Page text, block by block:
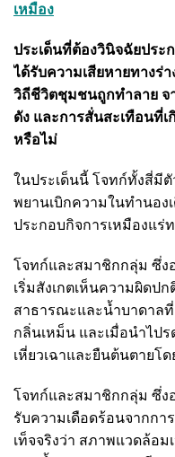
เหมือง
ประเด็นที่ต้องวินิจฉัยประ
ได้รับความเสียหายทางร่
วิถีชีวิตชุมชนถูกทำลาย จ
ดัง และการสั่นสะเทือนที่เ
หรือไม่
ในประเด็นนี้ โจทก์ทั้งสี่มี
พยานเบิกความในทำนอง
ประกอบกิจการเหมืองแร่
โจทก์และสมาชิกกลุ่ม ซึ่ง
เริ่มสังเกตเห็นความผิดป
สาธารณะและน้ำบาดาล
กลิ่นเหม็น และเมื่อนำไป
เหี่ยวเฉาและยืนต้นตายโ
โจทก์และสมาชิกกลุ่ม ซึ่ง
รับความเดือดร้อนจากกา
เท็จจริงว่า สภาพแวดล้อ